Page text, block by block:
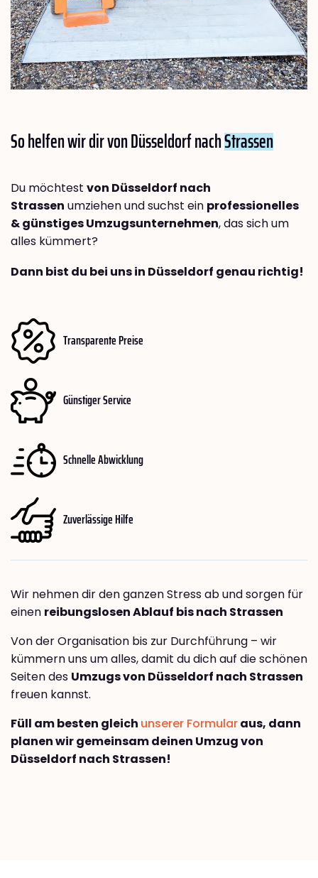
So helfen wir dir von Düsseldorf nachStrassen
Du möchtest von Düsseldorf nach
Strassen umziehen und suchst ein professionelles
& günstiges Umzugsunternehmen, das sich um
alles kümmert?
Dann bist du bei uns in Düsseldorf genau richtig!
Transparente Preise
Günstiger Service
Schnelle Abwicklung
Zuverlässige Hilfe
Wir nehmen dir den ganzen Stress ab und sorgen für
einen reibungslosen Ablauf bis nach Strassen
Von der Organisation bis zur Durchführung – wir
kümmern uns um alles, damit du dich auf die schönen
Seiten des Umzugs von Düsseldorf nach Strassen
freuen kannst.
Füll am besten gleich unserer Formularaus, dann
planen wir gemeinsam deinen Umzug von
Düsseldorf nach Strassen!